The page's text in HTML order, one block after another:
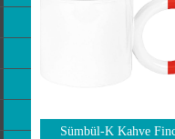
Sümbül-K Kahve